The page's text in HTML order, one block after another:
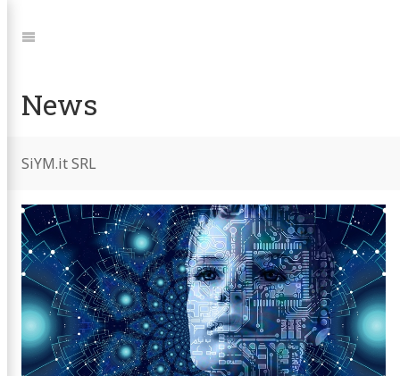
to:Navigation
News
SiYM.it SRL